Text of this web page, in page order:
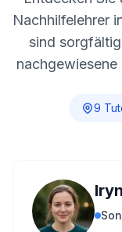
Nachhilfelehrer
sind
nachgewiesene
9